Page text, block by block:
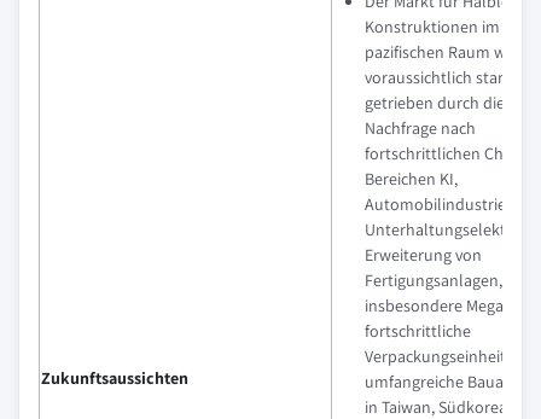
Zukunftsaussichten
Konstruktionen im
pazifischen Raum wird
voraussichtlich stark
getrieben durch die
Nachfrage nach
fortschrittlichen Chips
Bereichen KI,
Automobilindustrie und
Erweiterung von
Fertigungsanlagen,
insbesondere Mega-
fortschrittliche
Verpackungseinheiten,
umfangreiche
in Taiwan, Südkorea,